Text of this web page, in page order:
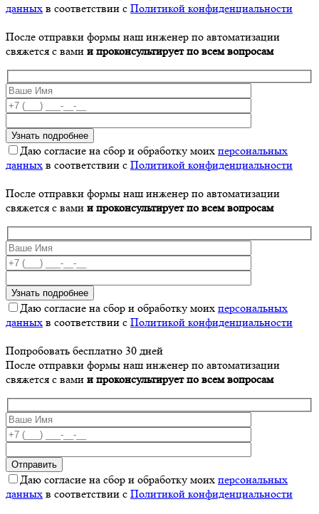
данных в соответствии с Политикой конфиденциальности
После отправки формы наш инженер по автоматизации
свяжется с вами и проконсультирует по всем вопросам
Даю согласие на сбор и обработку моих персональных
данных в соответствии с Политикой конфиденциальности
После отправки формы наш инженер по автоматизации
свяжется с вами и проконсультирует по всем вопросам
Даю согласие на сбор и обработку моих персональных
данных в соответствии с Политикой конфиденциальности
Попробовать бесплатно 30 дней
После отправки формы наш инженер по автоматизации
свяжется с вами и проконсультирует по всем вопросам
Даю согласие на сбор и обработку моих персональных
данных в соответствии с Политикой конфиденциальности